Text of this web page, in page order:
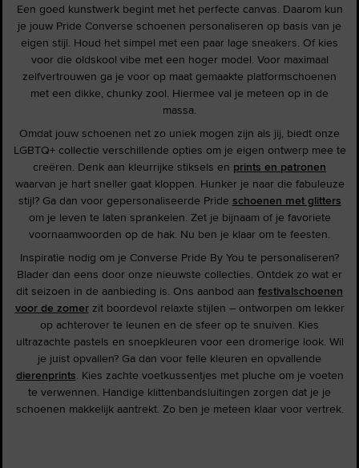
Een goed kunstwerk begint met het perfecte canvas. Daarom kun
je jouw Pride Converse schoenen personaliseren op basis van je
eigen stijl. Houd het simpel met een paar lage sneakers. Of kies
voor die oldskool vibe met een hoger model. Voor maximaal
zelfvertrouwen ga je voor op maat gemaakte platformschoenen
met een dikke, chunky zool. Hiermee val je meteen op in de
massa.
Omdat jouw schoenen net zo uniek mogen zijn als jij, biedt onze
LGBTQ+ collectie verschillende opties om je eigen ontwerp mee te
creëren. Denk aan kleurrijke stiksels en prints en patronen
waarvan je hart sneller gaat kloppen. Hunker je naar die fabuleuze
stijl? Ga dan voor gepersonaliseerde Pride schoenen met glitters
om je leven te laten sprankelen. Zet je bijnaam of je favoriete
voornaamwoorden op de hak. Nu ben je klaar om te feesten.
Inspiratie nodig om je Converse Pride By You te personaliseren?
Blader dan eens door onze nieuwste collecties. Ontdek zo wat er
dit seizoen in de aanbieding is. Ons aanbod aan festivalschoenen
voor de zomerzit boordevol relaxte stijlen – ontworpen om lekker
op achterover te leunen en de sfeer op te snuiven. Kies
ultrazachte pastels en snoepkleuren voor een dromerige look. Wil
je juist opvallen? Ga dan voor felle kleuren en opvallende
dierenprints. Kies zachte voetkussentjes met pluche om je voeten
te verwennen. Handige klittenbandsluitingen zorgen dat je je
schoenen makkelijk aantrekt. Zo ben je meteen klaar voor vertrek.